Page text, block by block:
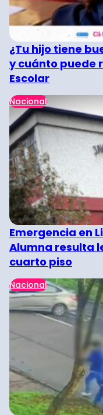
¿Tu hijo tiene
y cuánto puede
Escolar
Nacional
Emergencia en
Alumna resulta
cuarto piso
Nacional